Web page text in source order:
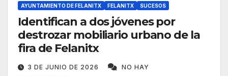
AYUNTAMIENTO DE FELANITX FELANITX SUCESOS
Identifican a dos jóvenes por
destrozar mobiliario urbano de la
fira de Felanitx
3 DE JUNIO DE 2026
NO HAY